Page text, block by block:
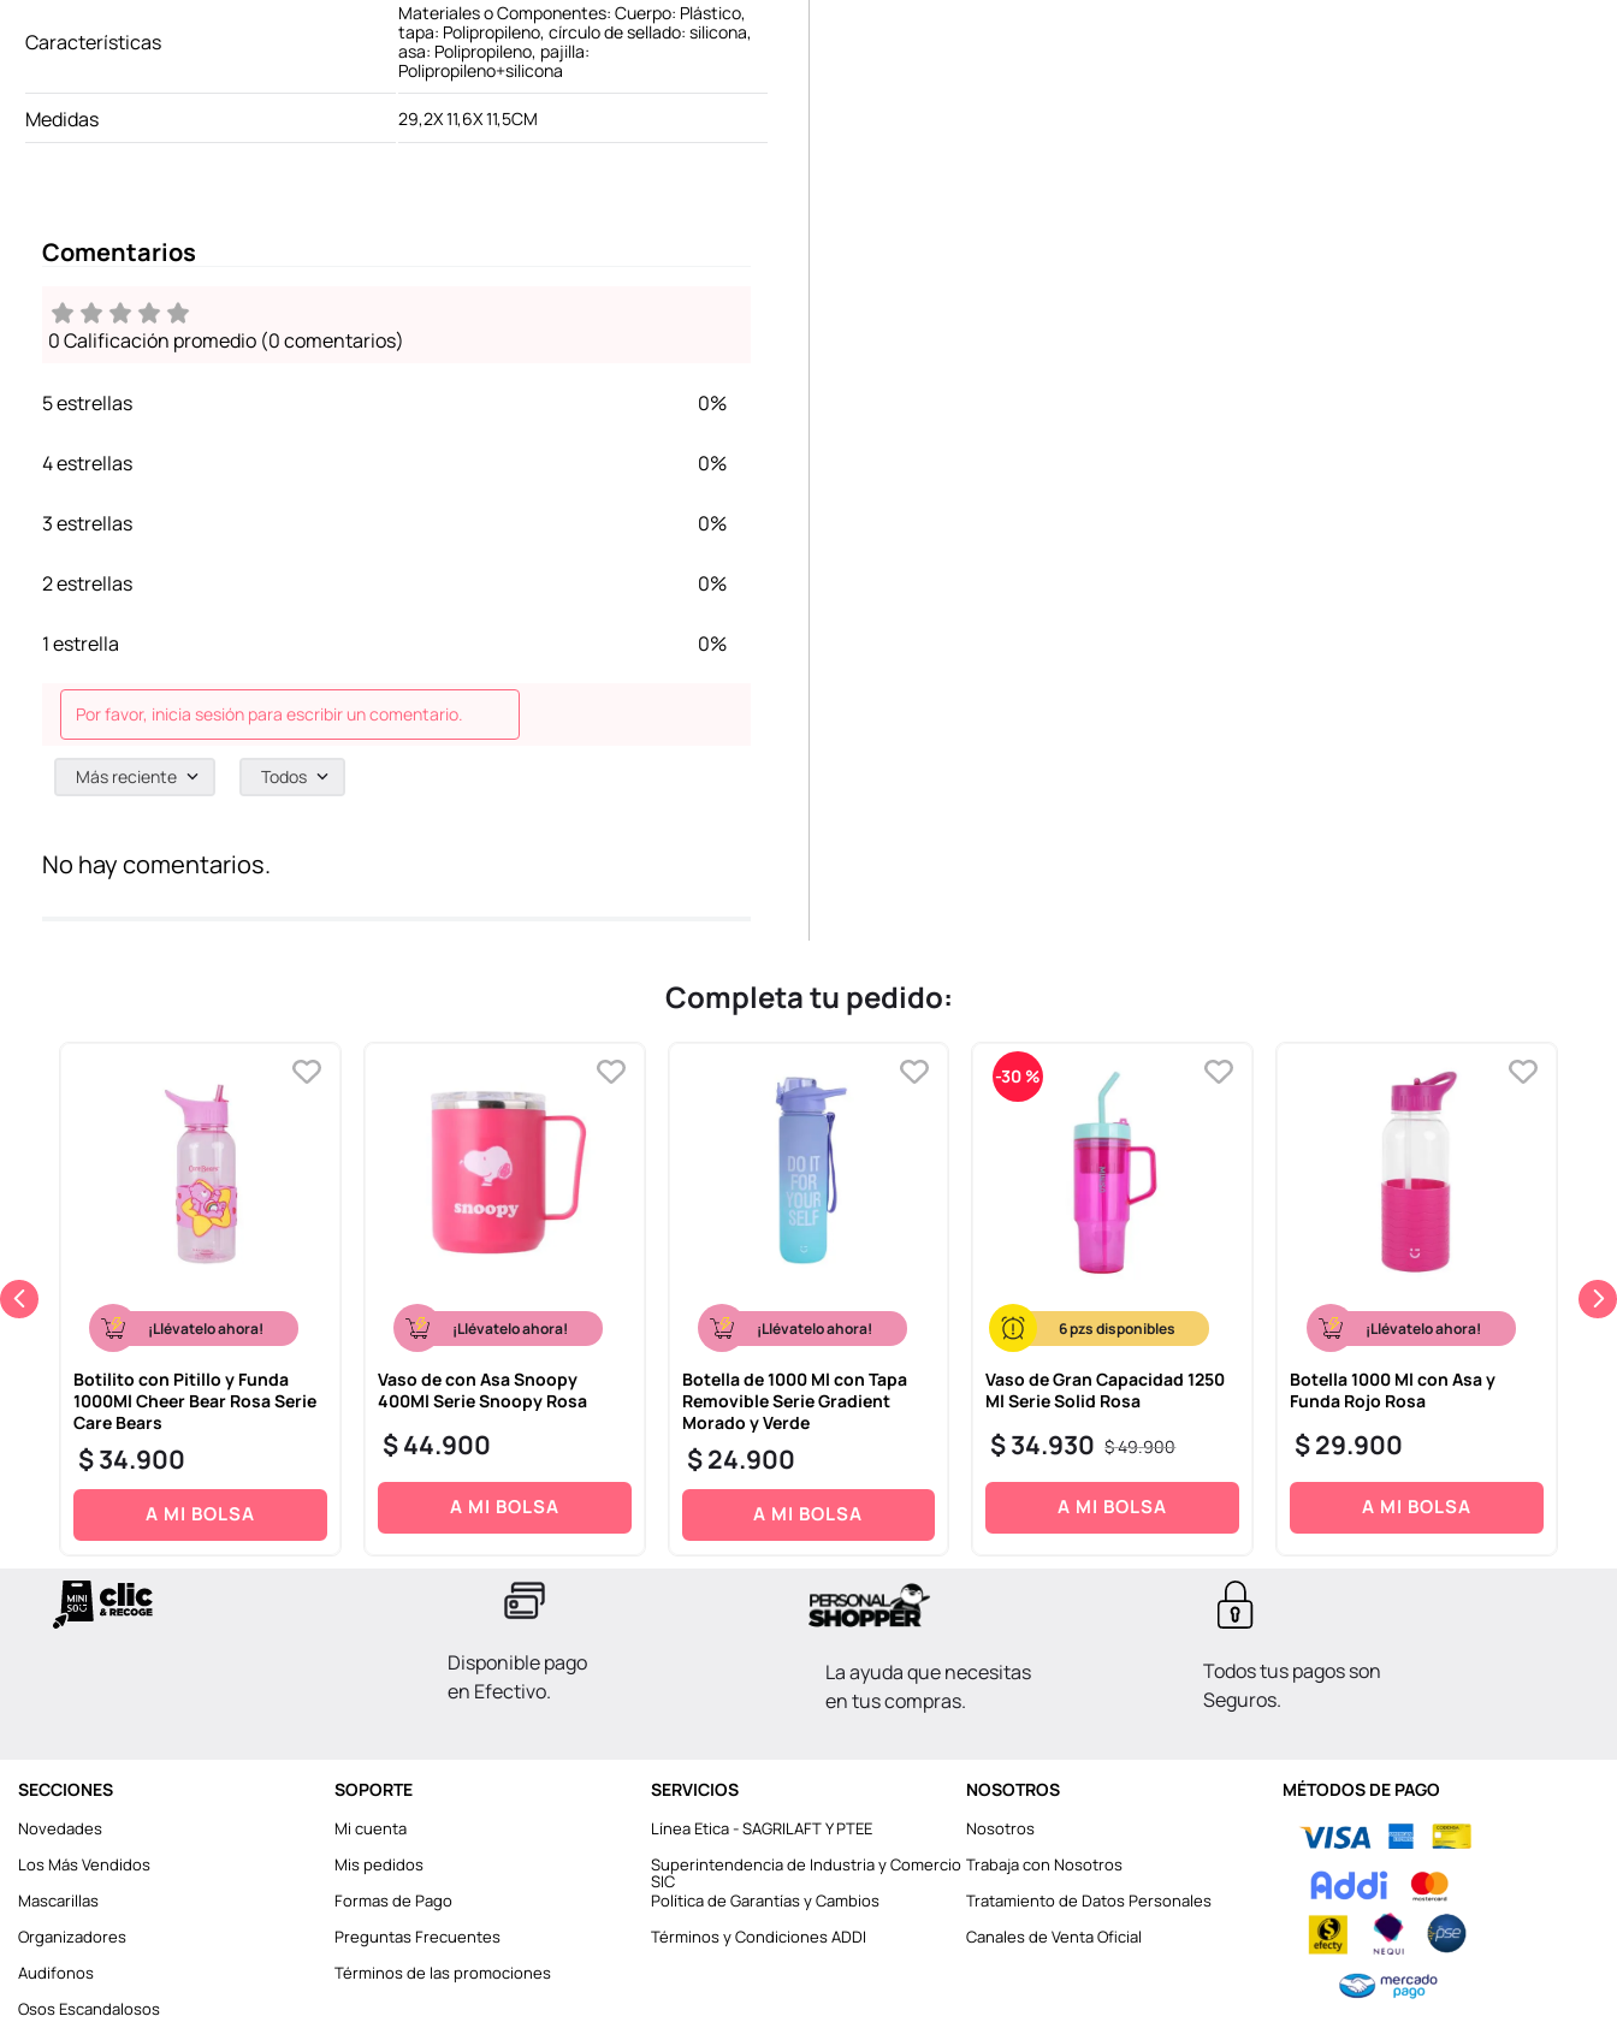
Características
Materiales o Componentes: Cuerpo: Plástico,
tapa: Polipropileno, círculo de sellado: silicona,
asa: Polipropileno, pajilla:
Polipropileno+silicona
Medidas 29,2X 11,6X 11,5CM
Comentarios
0 Calificación promedio (0 comentarios)
5 estrellas 0%
4 estrellas 0%
3 estrellas 0%
2 estrellas 0%
1 estrella 0%
Por favor, inicia sesión para escribir un comentario.
Más reciente Todos
No hay comentarios.
Completa tu pedido:
¡Llévatelo ahora!
Botilito con Pitillo y Funda
1000Ml Cheer Bear Rosa Serie
Care Bears
$34.900
A MI BOLSA
¡Llévatelo ahora!
Vaso de con Asa Snoopy
400Ml Serie Snoopy Rosa
$44.900
A MI BOLSA
¡Llévatelo ahora!
Botella de 1000 Ml con Tapa
Removible Serie Gradient
Morado y Verde
$24.900
A MI BOLSA
-30 %
6
Vaso de Gran Capacidad 1250
Ml Serie Solid Rosa
$49.900
$34.930
A MI BOLSA
¡Llévatelo ahora!
Botella 1000 Ml con Asa y
Funda Rojo Rosa
$29.900
A MI BOLSA
Disponible pago
en Efectivo.
La ayuda que necesitas
en tus compras.
Todos tus pagos son
Seguros.
SECCIONES
Novedades
Los Más Vendidos
Mascarillas
Organizadores
Audifonos
Osos Escandalosos
SOPORTE
Mi cuenta
Mis pedidos
Formas de Pago
Preguntas Frecuentes
Términos de las promociones
SERVICIOS
Línea Etica - SAGRILAFT Y PTEE
Superintendencia de Industria y Comercio
SIC
Política de Garantías y Cambios
Términos y Condiciones ADDI
NOSOTROS
Nosotros
Trabaja con Nosotros
Tratamiento de Datos Personales
Canales de Venta Oficial
MÉTODOS DE PAGO